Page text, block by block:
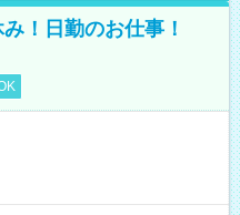
！日勤のお仕事！